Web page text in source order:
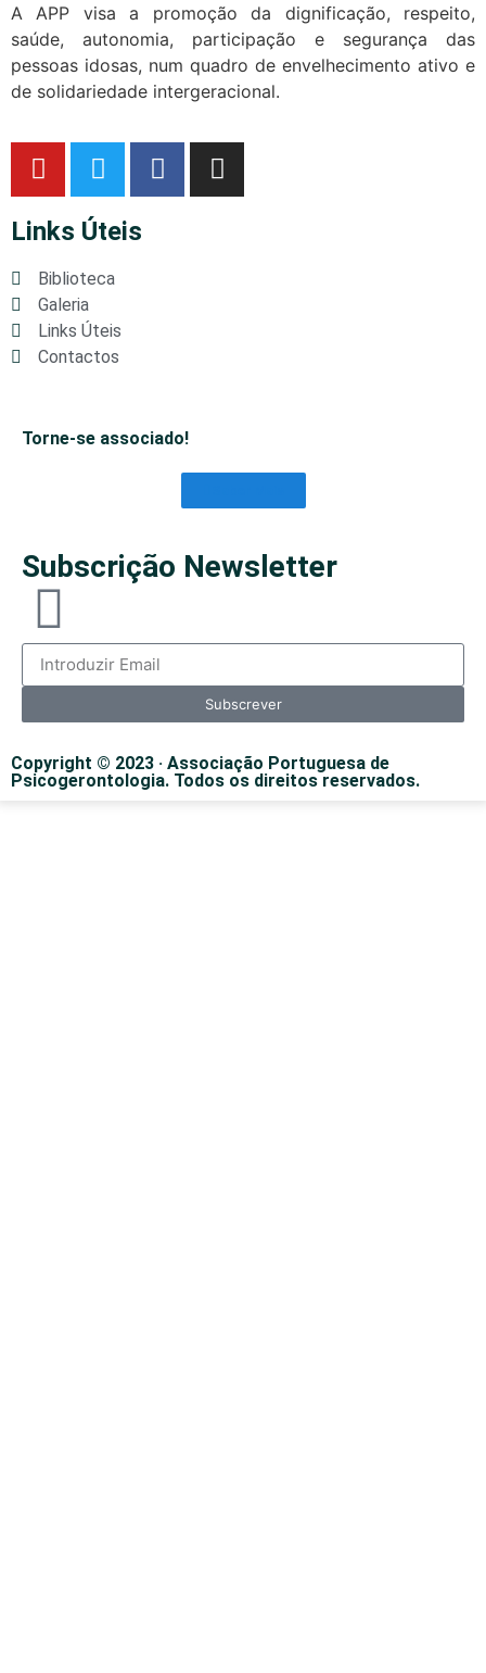
A APP visa a promoção da dignificação, respeito,
saúde, autonomia, participação e segurança das
pessoas idosas, num quadro de envelhecimento ativo e
de solidariedade intergeracional.
Links Úteis
Biblioteca
Galeria
Links Úteis
Contactos
Torne-se associado!
Subscrição Newsletter
Subscrever
Copyright © 2023 · Associação Portuguesa de
Psicogerontologia. Todos os direitos reservados.